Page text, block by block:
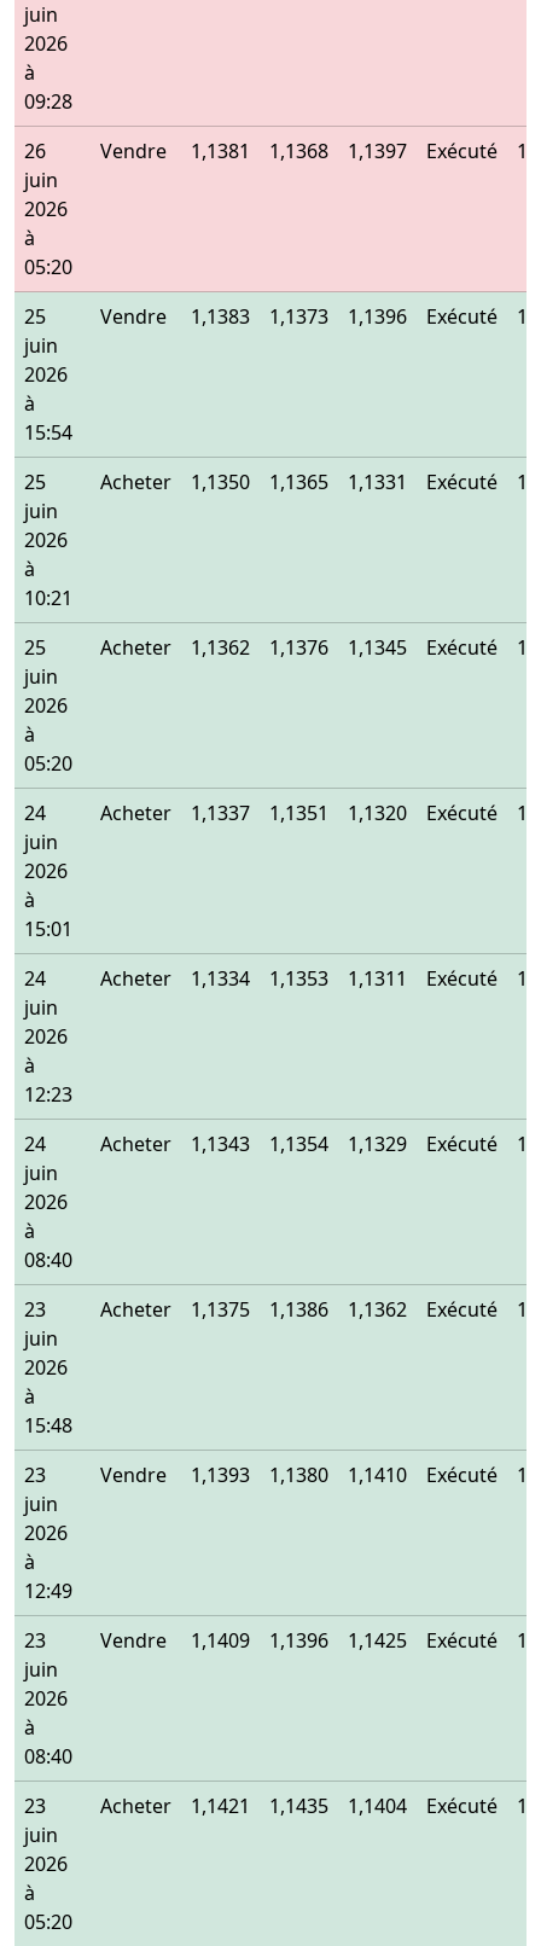
juin
2026
à
09:28
26
juin
2026
à
05:20
Vendre 1,1381 1,1368 1,1397 Exécuté
25
juin
2026
à
15:54
Vendre 1,1383 1,1373 1,1396 Exécuté
25
juin
2026
à
10:21
Acheter 1,1350 1,1365 1,1331 Exécuté
25
juin
2026
à
05:20
Acheter 1,1362 1,1376 1,1345 Exécuté
24
juin
2026
à
15:01
Acheter 1,1337 1,1351 1,1320 Exécuté
24
juin
2026
à
12:23
Acheter 1,1334 1,1353 1,1311 Exécuté
24
juin
2026
à
08:40
Acheter 1,1343 1,1354 1,1329 Exécuté
23
juin
2026
à
15:48
Acheter 1,1375 1,1386 1,1362 Exécuté
23
juin
2026
à
12:49
Vendre 1,1393 1,1380 1,1410 Exécuté
23
juin
2026
à
08:40
Vendre 1,1409 1,1396 1,1425 Exécuté
23
juin
2026
à
05:20
Acheter 1,1421 1,1435 1,1404 Exécuté